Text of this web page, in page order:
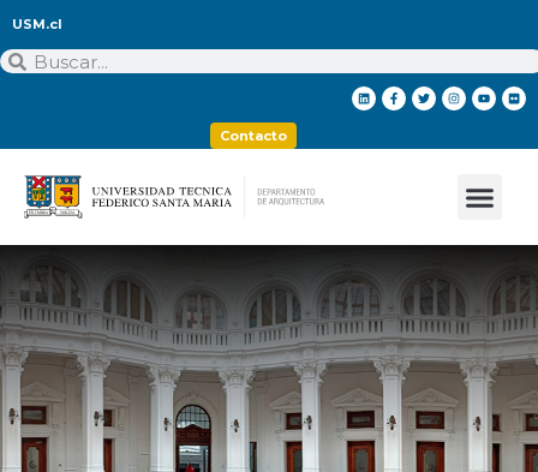
USM.cl
Contacto